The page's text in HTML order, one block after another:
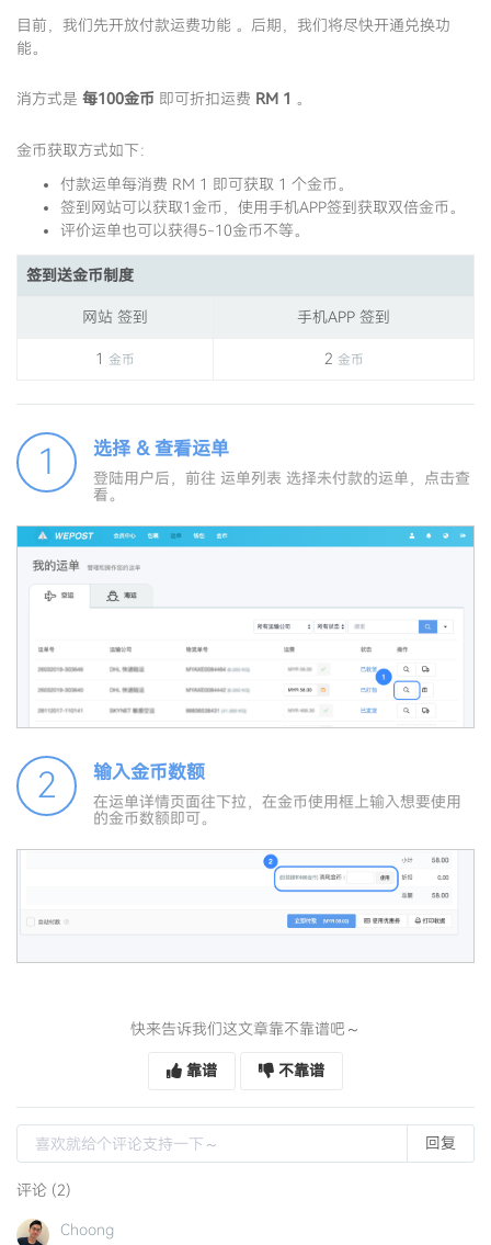
目前，我们先开放付款运费功能 。后期，我们将尽快开通兑换功
能。
消方式是 每100金币 即可折扣运费 RM 1 。
金币获取方式如下：
付款运单每消费 RM 1 即可获取 1 个金币。
签到网站可以获取1金币，使用手机APP签到获取双倍金币。
评价运单也可以获得5-10金币不等。
签到送金币制度
网站 签到 手机APP 签到
1 金币 2 金币
1 选择 & 查看运单
登陆用户后，前往 运单列表 选择未付款的运单，点击查
看。
2 输入金币数额
在运单详情页面往下拉，在金币使用框上输入想要使用
的金币数额即可。
快来告诉我们这文章靠不靠谱吧～
靠谱 不靠谱
回复
评论 (2)
Choong